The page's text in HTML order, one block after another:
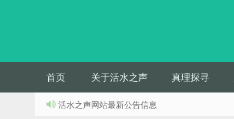
首页 关于活水之声 真理探寻
活水之声网站最新公告信息